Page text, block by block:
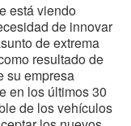
está viendo
de innovar
de extrema
resultado de
su empresa
en los últimos 30
de los vehículos